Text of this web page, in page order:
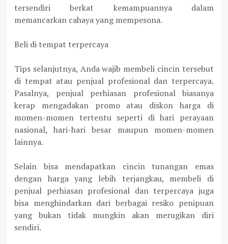
tersendiri berkat kemampuannya dalam
memancarkan cahaya yang mempesona.
Beli di tempat terpercaya
Tips selanjutnya, Anda wajib membeli cincin tersebut
di tempat atau penjual profesional dan terpercaya.
Pasalnya, penjual perhiasan profesional biasanya
kerap mengadakan promo atau diskon harga di
momen-momen tertentu seperti di hari perayaan
nasional, hari-hari besar maupun momen-momen
lainnya.
Selain bisa mendapatkan cincin tunangan emas
dengan harga yang lebih terjangkau, membeli di
penjual perhiasan profesional dan terpercaya juga
bisa menghindarkan dari berbagai resiko penipuan
yang bukan tidak mungkin akan merugikan diri
sendiri.